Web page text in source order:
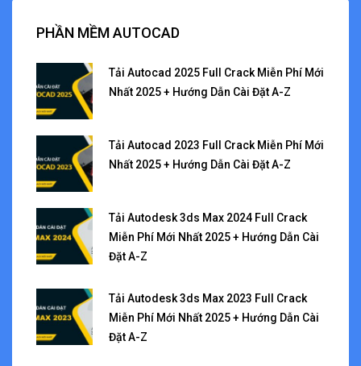
PHẦN MỀM AUTOCAD
Tải Autocad 2025 Full Crack Miễn Phí Mới
Nhất 2025 + Hướng Dẫn Cài Đặt A-Z
Tải Autocad 2023 Full Crack Miễn Phí Mới
Nhất 2025 + Hướng Dẫn Cài Đặt A-Z
Tải Autodesk 3ds Max 2024 Full Crack
Miễn Phí Mới Nhất 2025 + Hướng Dẫn Cài
Đặt A-Z
Tải Autodesk 3ds Max 2023 Full Crack
Miễn Phí Mới Nhất 2025 + Hướng Dẫn Cài
Đặt A-Z